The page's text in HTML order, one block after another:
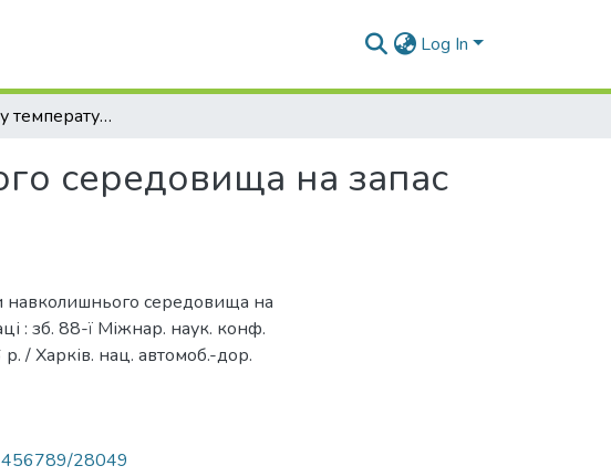
Log In
Аналіз впливу температури навколишнього середовища на запас ходу електромобіля
середовища на запас
навколишнього середовища на
: зб. 88-ї Міжнар. наук. конф.
р. / Харків. нац. автомоб.-дор.
28049